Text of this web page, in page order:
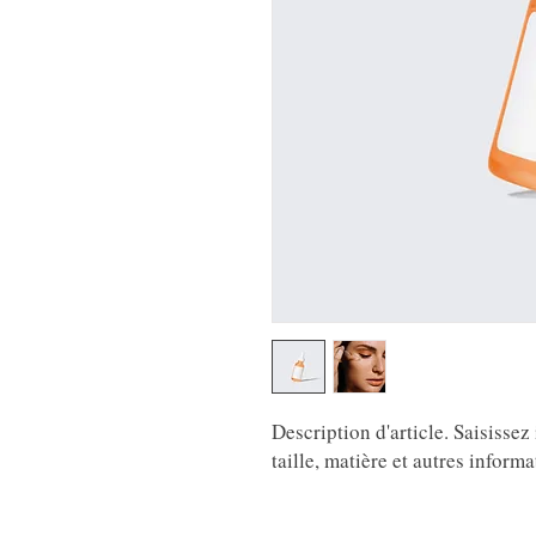
Description d'article.
taille, matière et autres